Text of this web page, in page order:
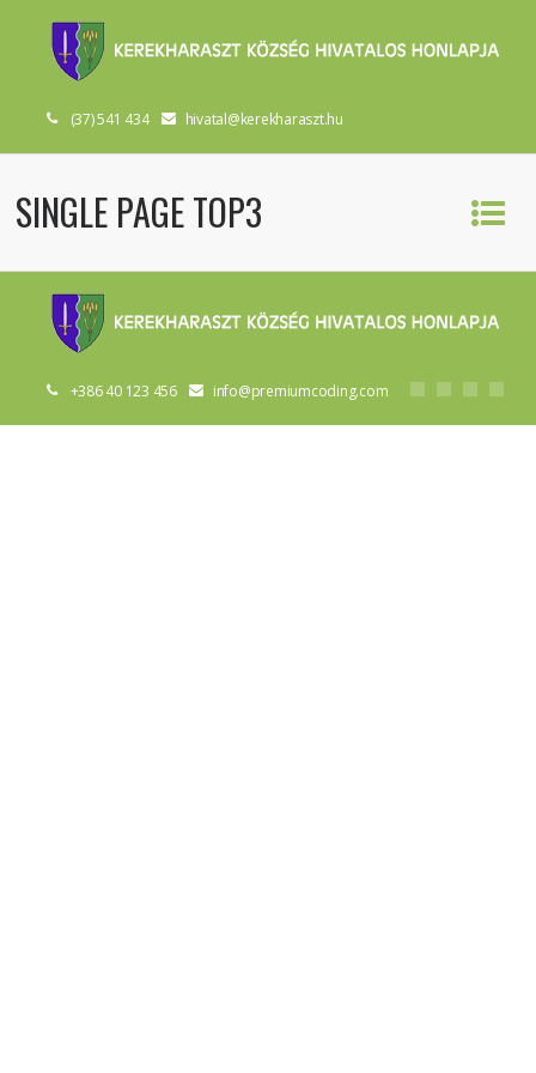
(37) 541 434 hivatal@kerekharaszt.hu
SINGLE PAGE TOP3
+386 40 123 456 info@premiumcoding.com